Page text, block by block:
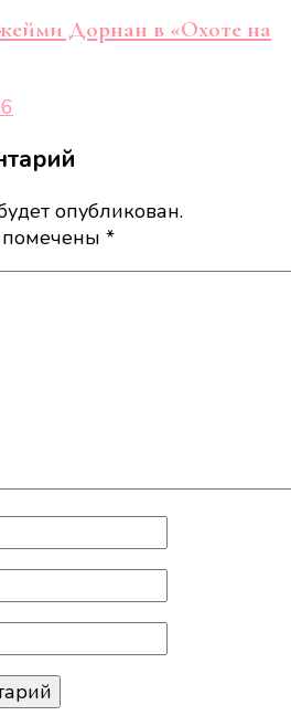
Дорнан в «Охоте на
опубликован.
*